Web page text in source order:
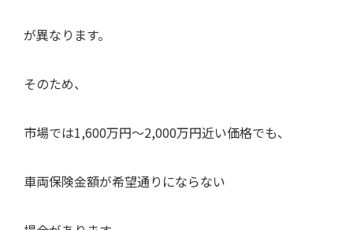
が異なります。
そのため、
市場では1,600万円〜2,000万円近い価格でも、
車両保険金額が希望通りにならない